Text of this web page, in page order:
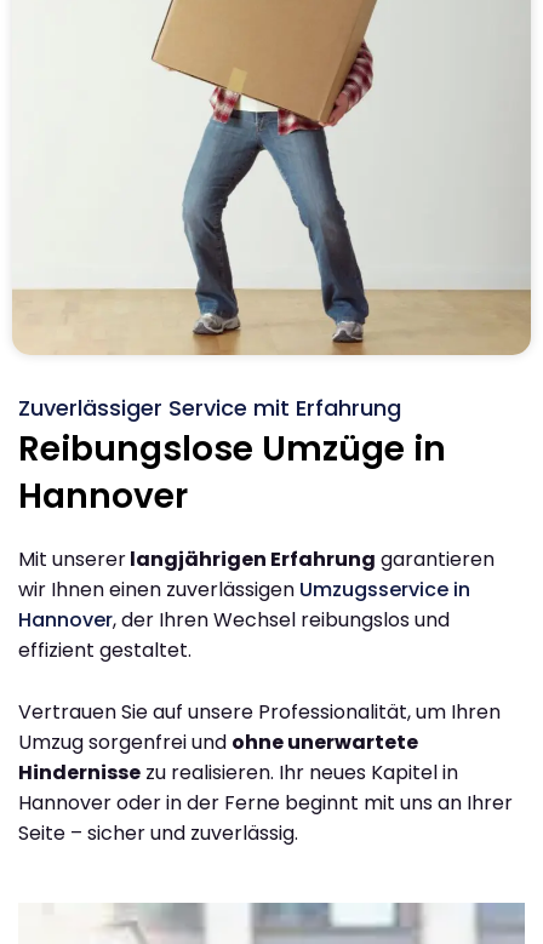
Zuverlässiger Service mit Erfahrung
Reibungslose Umzüge in
Hannover
Mit unsererlangjährigen Erfahrung garantieren
wir Ihnen einen zuverlässigen Umzugsservice in
Hannover, der Ihren Wechsel reibungslos und
effizient gestaltet.
Vertrauen Sie auf unsere Professionalität, um Ihren
Umzug sorgenfrei und ohne unerwartete
Hindernisse zu realisieren. Ihr neues Kapitel in
Hannover oder in der Ferne beginnt mit uns an Ihrer
Seite – sicher und zuverlässig.